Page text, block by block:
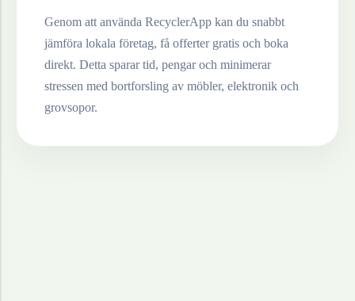
Genom att använda RecyclerApp kan du snabbt
jämföra lokala företag, få offerter gratis och boka
direkt. Detta sparar tid, pengar och minimerar
stressen med bortforsling av möbler, elektronik och
grovsopor.